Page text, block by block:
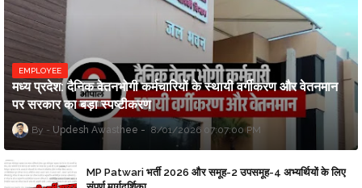
EMPLOYEE
मध्य प्रदेश: दैनिक वेतनभोगी कर्मचारियों के स्थायी वर्गीकरण और वेतनमान
पर सरकार का बड़ा स्पष्टीकरण
Updesh Awasthee 8/01/2026 07:07:00 PM
MP Patwari भर्ती 2026 और समूह-2 उपसमूह-4 अभ्यर्थियों के लिए